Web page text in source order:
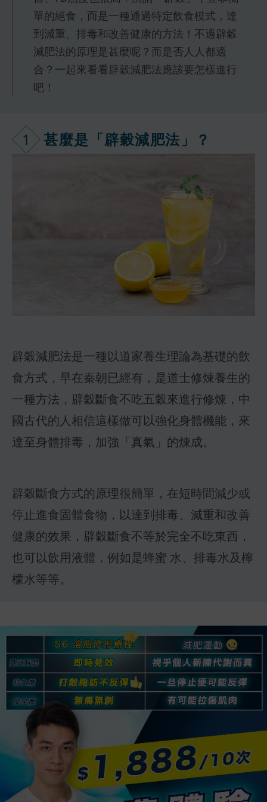
單的絕食，而是一種通過特定飲食模式，達
到減重、排毒和改善健康的方法！不過辟穀
減肥法的原理是甚麼呢？而是否人人都適
合？一起來看看辟穀減肥法應該要怎樣進行
吧！
1 甚麼是「辟穀減肥法」？
辟穀減肥法是一種以道家養生理論為基礎的飲
食方式，早在秦朝已經有，是道士修煉養生的
一種方法，辟穀斷食不吃五穀來進行修煉，中
國古代的人相信這樣做可以強化身體機能，來
達至身體排毒，加強「真氣」的煉成。
辟穀斷食方式的原理很簡單，在短時間減少或
停止進食固體食物，以達到排毒、減重和改善
健康的效果，辟穀斷食不等於完全不吃東西，
也可以飲用液體，例如是蜂蜜 水、排毒水及檸
檬水等等。